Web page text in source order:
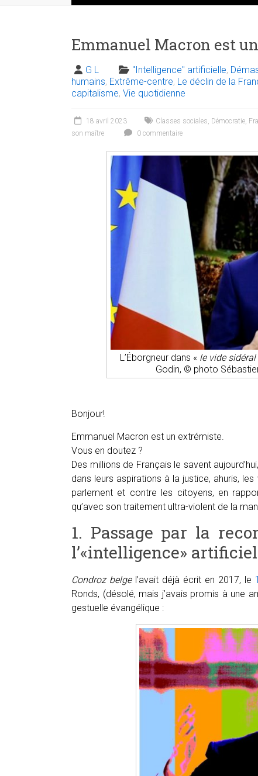
Emmanuel Macron est
G L "Intelligence" artificielle,
humains, Extrême-centre, Le déclin de la
capitalisme, Vie quotidienne
18 avril 2023 Classes sociales Démocratie
son maître
0 commentaire
L’Éborgneur dans « le vide
Godin, © photo
Bonjour!
Emmanuel Macron est un extrémiste.
Vous en doutez ?
Des millions de Français le savent
dans leurs aspirations à la justice, ahuris,
parlement et contre les citoyens, en
qu’avec son traitement ultra-violent de la
1. Passage par la
l’«intelligence»
Condroz belgel’avait déjà écrit en 2017, le
Ronds, (désolé, mais j’avais promis à une
gestuelle évangélique :